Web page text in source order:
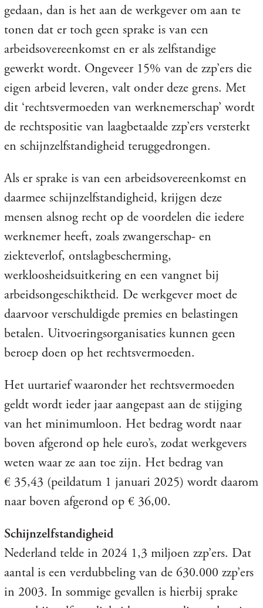
gedaan, dan is het aan de werkgever om aan te
tonen dat er toch geen sprake is van een
arbeidsovereenkomst en er als zelfstandige
gewerkt wordt. Ongeveer 15% van de zzp’ers die
eigen arbeid leveren, valt onder deze grens. Met
dit ‘rechtsvermoeden van werknemerschap’ wordt
de rechtspositie van laagbetaalde zzp’ers versterkt
en schijnzelfstandigheid teruggedrongen.
Als er sprake is van een arbeidsovereenkomst en
daarmee schijnzelfstandigheid, krijgen deze
mensen alsnog recht op de voordelen die iedere
werknemer heeft, zoals zwangerschap- en
ziekteverlof, ontslagbescherming,
werkloosheidsuitkering en een vangnet bij
arbeidsongeschiktheid. De werkgever moet de
daarvoor verschuldigde premies en belastingen
betalen. Uitvoeringsorganisaties kunnen geen
beroep doen op het rechtsvermoeden.
Het uurtarief waaronder het rechtsvermoeden
geldt wordt ieder jaar aangepast aan de stijging
van het minimumloon. Het bedrag wordt naar
boven afgerond op hele euro’s, zodat werkgevers
weten waar ze aan toe zijn. Het bedrag van
€ 35,43 (peildatum 1 januari 2025) wordt daarom
naar boven afgerond op € 36,00.
Schijnzelfstandigheid
Nederland telde in 2024 1,3 miljoen zzp’ers. Dat
aantal is een verdubbeling van de 630.000 zzp’ers
in 2003. In sommige gevallen is hierbij sprake